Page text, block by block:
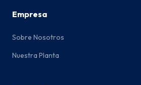
Empresa
Sobre Nosotros
Nuestra Planta